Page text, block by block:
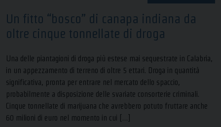
Un fitto “bosco” di canapa indiana da
oltre cinque tonnellate di droga
Una delle piantagioni di droga più estese mai sequestrate in Calabria,
in un appezzamento di terreno di oltre 5 ettari. Droga in quantità
significativa, pronta per entrare nel mercato dello spaccio,
probabilmente a disposizione delle svariate consorterie criminali.
Cinque tonnellate di marijuana che avrebbero potuto fruttare anche
60 milioni di euro nel momento in cui […]